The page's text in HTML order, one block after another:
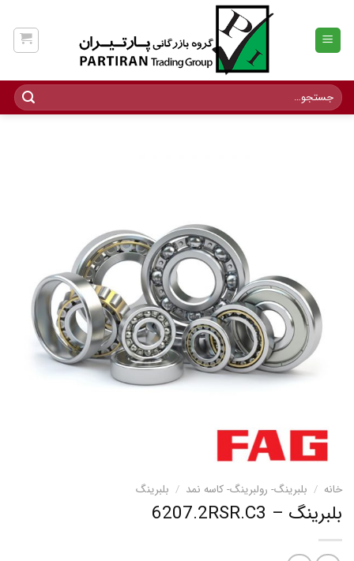
content
جستجو
برای:
خانه / بلبرینگ- رولبرینگ- کاسه نمد / بلبرینگ
بلبرینگ – 6207.2RSR.C3